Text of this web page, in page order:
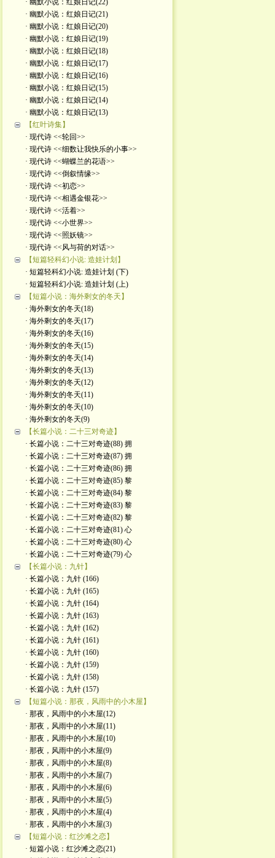
· 幽默小说：红娘日记(22)
· 幽默小说：红娘日记(21)
· 幽默小说：红娘日记(20)
· 幽默小说：红娘日记(19)
· 幽默小说：红娘日记(18)
· 幽默小说：红娘日记(17)
· 幽默小说：红娘日记(16)
· 幽默小说：红娘日记(15)
· 幽默小说：红娘日记(14)
· 幽默小说：红娘日记(13)
【红叶诗集】
· 现代诗 <<轮回>>
· 现代诗 <<细数让我快乐的小事>>
· 现代诗 <<蝴蝶兰的花语>>
· 现代诗 <<倒叙情缘>>
· 现代诗 <<初恋>>
· 现代诗 <<相遇金银花>>
· 现代诗 <<活着>>
· 现代诗 <<小世界>>
· 现代诗 <<照妖镜>>
· 现代诗 <<风与荷的对话>>
【短篇轻科幻小说: 造娃计划】
· 短篇轻科幻小说: 造娃计划 (下)
· 短篇轻科幻小说: 造娃计划 (上)
【短篇小说：海外剩女的冬天】
· 海外剩女的冬天(18)
· 海外剩女的冬天(17)
· 海外剩女的冬天(16)
· 海外剩女的冬天(15)
· 海外剩女的冬天(14)
· 海外剩女的冬天(13)
· 海外剩女的冬天(12)
· 海外剩女的冬天(11)
· 海外剩女的冬天(10)
· 海外剩女的冬天(9)
【长篇小说：二十三对奇迹】
· 长篇小说：二十三对奇迹(88) 拥
· 长篇小说：二十三对奇迹(87) 拥
· 长篇小说：二十三对奇迹(86) 拥
· 长篇小说：二十三对奇迹(85) 黎
· 长篇小说：二十三对奇迹(84) 黎
· 长篇小说：二十三对奇迹(83) 黎
· 长篇小说：二十三对奇迹(82) 黎
· 长篇小说：二十三对奇迹(81) 心
· 长篇小说：二十三对奇迹(80) 心
· 长篇小说：二十三对奇迹(79) 心
【长篇小说：九针】
· 长篇小说：九针 (166)
· 长篇小说：九针 (165)
· 长篇小说：九针 (164)
· 长篇小说：九针 (163)
· 长篇小说：九针 (162)
· 长篇小说：九针 (161)
· 长篇小说：九针 (160)
· 长篇小说：九针 (159)
· 长篇小说：九针 (158)
· 长篇小说：九针 (157)
【短篇小说：那夜，风雨中的小木屋】
· 那夜，风雨中的小木屋(12)
· 那夜，风雨中的小木屋(11)
· 那夜，风雨中的小木屋(10)
· 那夜，风雨中的小木屋(9)
· 那夜，风雨中的小木屋(8)
· 那夜，风雨中的小木屋(7)
· 那夜，风雨中的小木屋(6)
· 那夜，风雨中的小木屋(5)
· 那夜，风雨中的小木屋(4)
· 那夜，风雨中的小木屋(3)
【短篇小说：红沙滩之恋】
· 短篇小说：红沙滩之恋(21)